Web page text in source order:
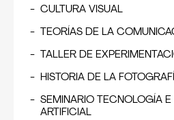
B
TRASLADO:
Otra modalidad por la que
CULTURA VISUAL
TEORÍAS DE LA
TALLER DE
HISTORIA DE LA
SEMINARIO TECNOLOGÍA E
ARTIFICIAL